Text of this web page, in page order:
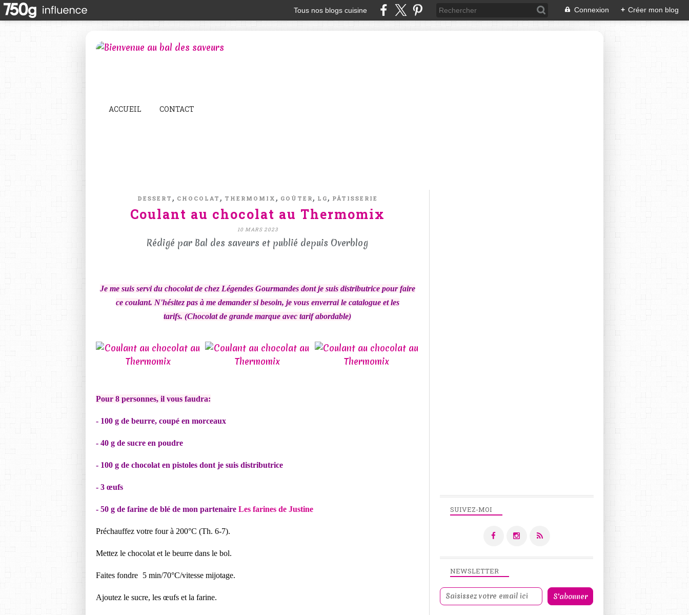
Tous nos blogs cuisine Connexion + Créer mon blog
ACCUEIL CONTACT
DESSERT , CHOCOLAT , THERMOMIX , GOÛTER , LG , PÂTISSERIE
Coulant au chocolat au Thermomix
10 MARS 2023
Rédigé par Bal des saveurs et publié depuis Overblog
Je me suis servi du chocolat de chez Légendes Gourmandes dont je suis distributrice pour faire
ce coulant. N'hésitez pas à me demander si besoin, je vous enverrai le catalogue et les
tarifs. (Chocolat de grande marque avec tarif abordable)
Pour 8 personnes, il vous faudra:
- 100 g de beurre, coupé en morceaux
- 40 g de sucre en poudre
- 100 g de chocolat en pistoles dont je suis distributrice
- 3 œufs
- 50 g de farine de blé de mon partenaire Les farines de Justine
Préchauffez votre four à 200°C (Th. 6-7).
Mettez le chocolat et le beurre dans le bol.
Faites fondre 5 min/70°C/vitesse mijotage.
Ajoutez le sucre, les œufs et la farine.
NEWSLETTER
SUIVEZ-MOI